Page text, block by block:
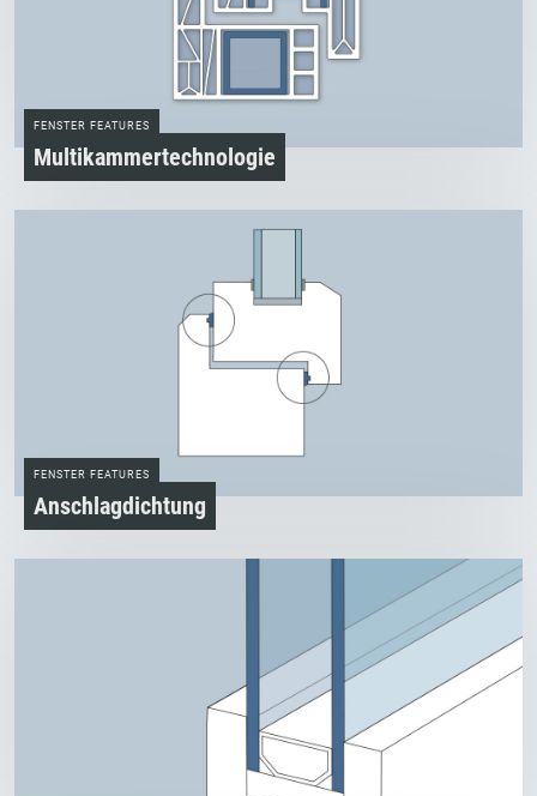
FENSTER FEATURES
Multikammertechnologie
FENSTER FEATURES
Anschlagdichtung